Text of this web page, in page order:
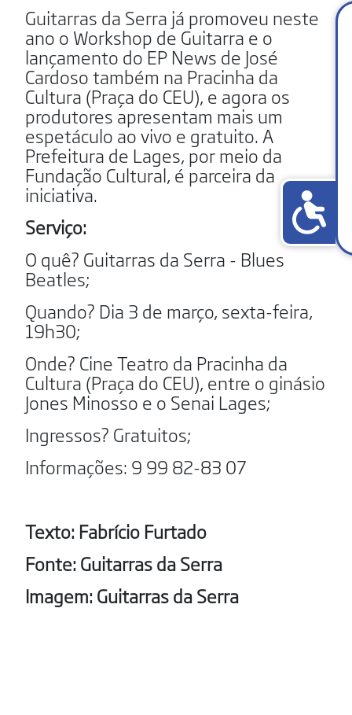
Guitarras da Serra já promoveu neste
ano o Workshop de Guitarra e o
lançamento do EP News de José
Cardoso também na Pracinha da
Cultura (Praça do CEU), e agora os
produtores apresentam mais um
espetáculo ao vivo e gratuito. A
Prefeitura de Lages, por meio da
Fundação Cultural, é parceira da
iniciativa.
Serviço:
O quê? Guitarras da Serra - Blues
Beatles;
Quando? Dia 3 de março, sexta-feira,
19h30;
Onde? Cine Teatro da Pracinha da
Cultura (Praça do CEU), entre o ginásio
Jones Minosso e o Senai Lages;
Ingressos? Gratuitos;
Informações: 9 99 82-83 07
Texto: Fabrício Furtado
Fonte: Guitarras da Serra
Imagem: Guitarras da Serra